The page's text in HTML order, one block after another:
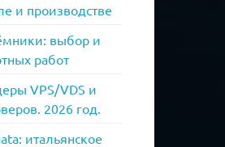
и производстве
выбор и
работ
VPS/VDS и
2026 год.
итальянское